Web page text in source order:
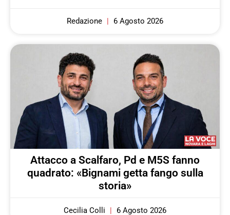
Redazione 6 Agosto 2026
Attacco a Scalfaro, Pd e M5S fanno
quadrato: «Bignami getta fango sulla
storia»
Cecilia Colli 6 Agosto 2026